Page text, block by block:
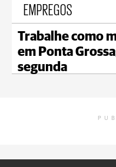
EMPREGOS
Trabalhe como
em Ponta
segunda